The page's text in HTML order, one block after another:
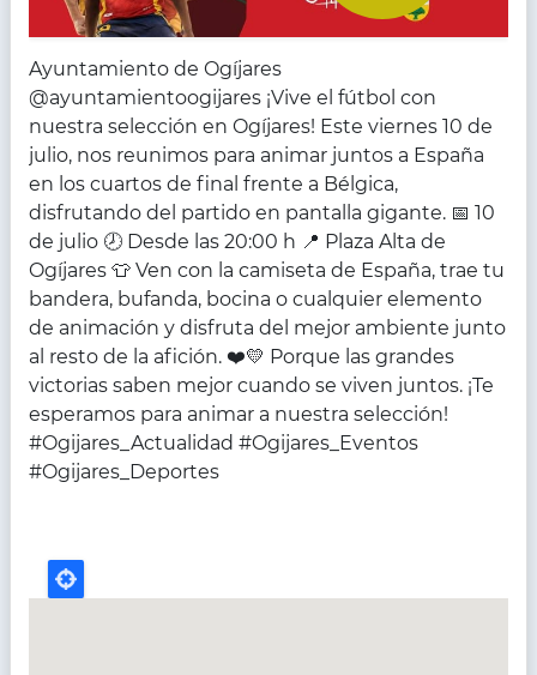
Ayuntamiento de Ogíjares
@ayuntamientoogijares ¡Vive el fútbol con
nuestra selección en Ogíjares! Este viernes 10 de
julio, nos reunimos para animar juntos a España
en los cuartos de final frente a Bélgica,
disfrutando del partido en pantalla gigante. 📅 10
de julio 🕗 Desde las 20:00 h 📍 Plaza Alta de
Ogíjares 👕 Ven con la camiseta de España, trae tu
bandera, bufanda, bocina o cualquier elemento
de animación y disfruta del mejor ambiente junto
al resto de la afición. ❤️💛 Porque las grandes
victorias saben mejor cuando se viven juntos. ¡Te
esperamos para animar a nuestra selección!
#Ogijares_Actualidad #Ogijares_Eventos
#Ogijares_Deportes